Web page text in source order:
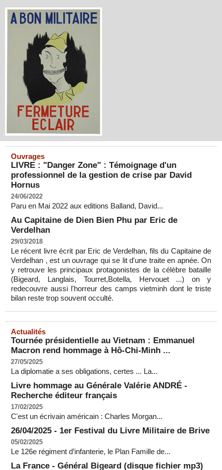
Ouvrages
LIVRE : "Danger Zone" : Témoignage d'un
professionnel de la gestion de crise par David
Hornus
24/06/2022
Paru en Mai 2022 aux editions Balland, David...
Au Capitaine de Dien Bien Phu par Eric de
Verdelhan
29/03/2018
Le récent livre écrit par Eric de Verdelhan, fils du Capitaine de
Verdelhan , est un ouvrage qui se lit d'une traite en apnée. On
y retrouve les principaux protagonistes de la célèbre bataille
(Bigeard, Langlais, Tourret,Botella, Hervouet ...) on y
redecouvre aussi l'horreur des camps vietminh dont le triste
bilan reste trop souvent occulté.
Actualités
Tournée présidentielle au Vietnam : Emmanuel
Macron rend hommage à Hô-Chi-Minh ...
27/05/2025
La diplomatie a ses obligations, certes ... La...
Livre hommage au Générale Valérie ANDRÉ -
Recherche éditeur français
17/02/2025
C'est un écrivain américain : Charles Morgan...
26/04/2025 - 1er Festival du Livre Militaire de Brive
05/02/2025
Le 126e régiment d’infanterie, le Plan Famille de...
La France - Général Bigeard (disque fichier mp3)